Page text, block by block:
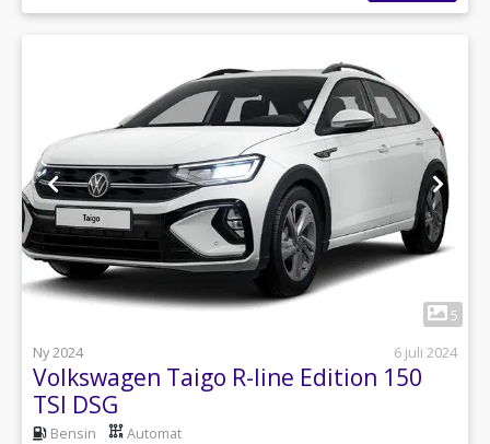
1
5
Ny 2024
6 juli 2024
Volkswagen Taigo R-line Edition 150
TSI DSG
Bensin Automat